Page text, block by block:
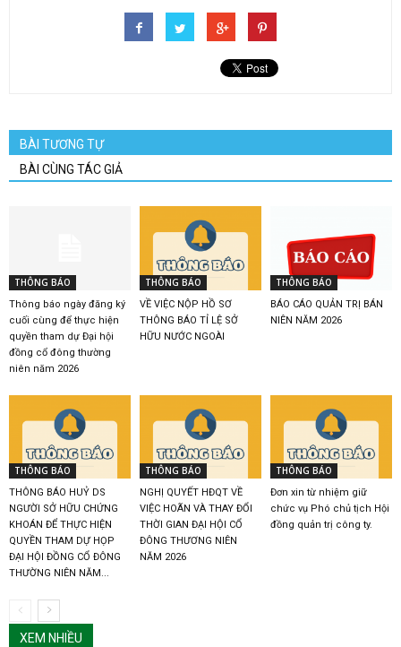
BÀI TƯƠNG TỰ
BÀI CÙNG TÁC GIẢ
THÔNG BÁO
Thông báo ngày đăng ký
cuối cùng để thực hiện
quyền tham dự Đại hội
đồng cổ đông thường
niên năm 2026
THÔNG BÁO
VỀ VIỆC NỘP HỒ SƠ
THÔNG BÁO TỈ LỆ SỞ
HỮU NƯỚC NGOÀI
THÔNG BÁO
BÁO CÁO QUẢN TRỊ BÁN
NIÊN NĂM 2026
THÔNG BÁO
THÔNG BÁO HUỶ DS
NGƯỜI SỞ HỮU CHỨNG
KHOÁN ĐỂ THỰC HIỆN
QUYỀN THAM DỰ HỌP
ĐẠI HỘI ĐỒNG CỔ ĐÔNG
THƯỜNG NIÊN NĂM...
THÔNG BÁO
NGHỊ QUYẾT HĐQT VỀ
VIỆC HOÃN VÀ THAY ĐỔI
THỜI GIAN ĐẠI HỘI CỔ
ĐÔNG THƯƠNG NIÊN
NĂM 2026
THÔNG BÁO
Đơn xin từ nhiệm giữ
chức vụ Phó chủ tịch Hội
đồng quản trị công ty.
XEM NHIỀU